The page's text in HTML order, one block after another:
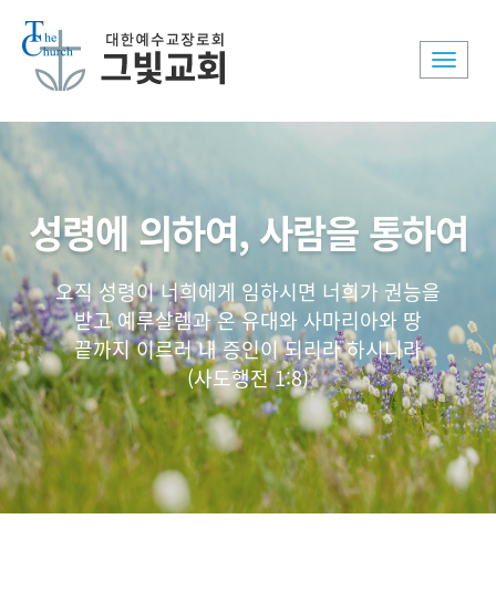
Toggle
성령에 의하여, 사람을 통하여
오직 성령이 너희에게 임하시면 너희가 권능을
받고 예루살렘과 온 유대와 사마리아와 땅
끝까지 이르러 내 증인이 되리라 하시니라
(사도행전 1:8)